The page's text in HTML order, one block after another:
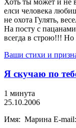
елси человека
не охота Гулять,
На посту с
всегда в строю!!!
Ваши стихи и
Я скучаю по
1 минута
25.10.2006
Имя: Марина E-mail: